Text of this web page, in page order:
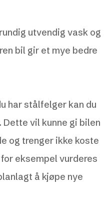
utvendig vask og
bil gir et mye bedre
har stålfelger kan du
vil kunne gi bilen
og trenger ikke koste
eksempel vurderes
å kjøpe nye